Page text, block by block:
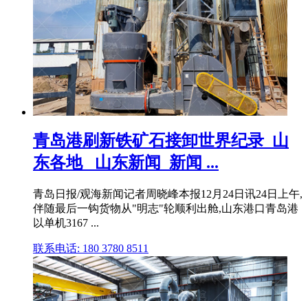
青岛港刷新铁矿石接卸世界纪录_山
东各地 _山东新闻_新闻 ...
青岛日报/观海新闻记者周晓峰本报12月24日讯24日上午,
伴随最后一钩货物从"明志"轮顺利出舱,山东港口青岛港
以单机3167 ...
联系电话: 180 3780 8511